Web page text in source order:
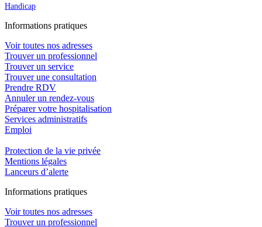
Handicap
Informations pratiques
Voir toutes nos adresses
Trouver un professionnel
Trouver un service
Trouver une consultation
Prendre RDV
Annuler un rendez-vous
Préparer votre hospitalisation
Services administratifs
Emploi​
Protection de la vie privée
Mentions légales
Lanceurs d’alerte
Informations pratiques
Voir toutes nos adresses
Trouver un professionnel